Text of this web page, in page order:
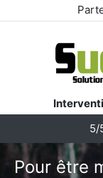
5/
Pour être